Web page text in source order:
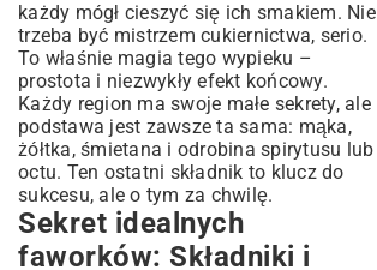
Przechowywanie faworków: Jak
zachować świeżość i chrupkość?
Podsumowanie: Smak tradycji na
Twoim stole
każdy mógł cieszyć się ich smakiem. Nie
trzeba być mistrzem cukiernictwa, serio.
To właśnie magia tego wypieku –
prostota i niezwykły efekt końcowy.
Każdy region ma swoje małe sekrety, ale
podstawa jest zawsze ta sama: mąka,
żółtka, śmietana i odrobina spirytusu lub
octu. Ten ostatni składnik to klucz do
sukcesu, ale o tym za chwilę.
Sekret idealnych
faworków: Składniki i